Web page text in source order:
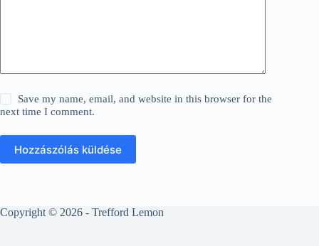
Save my name, email, and website in this browser for the
next time I comment.
Hozzászólás küldése
Copyright © 2026 - Trefford Lemon